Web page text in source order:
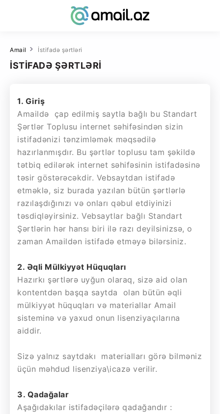
İSTİFADƏ ŞƏRTLƏRİ
Amail İstifadə şərtləri
1. Giriş
Amaildə çap edilmiş saytla bağlı bu Standart
Şərtlər Toplusu internet səhifəsindən sizin
istifadənizi tənzimləmək məqsədilə
hazırlanmışdır. Bu şərtlər toplusu tam şəkildə
tətbiq edilərək internet səhifəsinin istifadəsinə
təsir göstərəcəkdir. Vebsaytdan istifadə
etməklə, siz burada yazılan bütün şərtlərlə
razılaşdığınızı və onları qəbul etdiyinizi
təsdiqləyirsiniz. Vebsaytlar bağlı Standart
Şərtlərin hər hansı biri ilə razı deyilsinizsə, o
zaman Amaildən istifadə etməyə bilərsiniz.
2. Əqli Mülkiyyət Hüquqları
Hazırkı şərtlərə uyğun olaraq, sizə aid olan
kontentdən başqa saytda olan bütün əqli
mülkiyyət hüquqları və materiallar Amail
sisteminə və yaxud onun lisenziyaçılarına
aiddir.
Sizə yalnız saytdakı materialları görə bilməniz
üçün məhdud lisenziya\icazə verilir.
3. Qadağalar
Aşağıdakılar istifadəçilərə qadağandır :